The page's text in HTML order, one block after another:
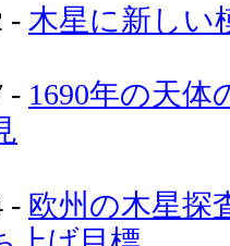
- 木星に新しい
- 1690年の天体
- 欧州の木星